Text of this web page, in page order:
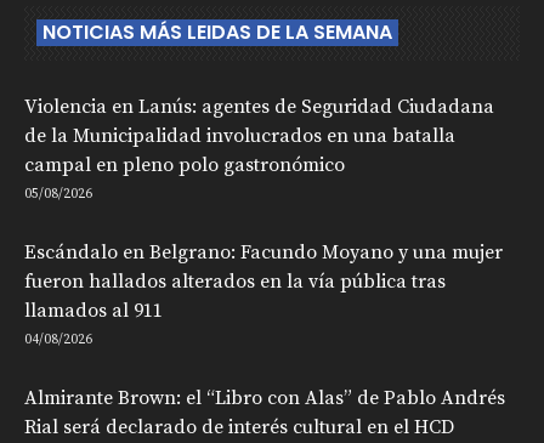
NOTICIAS MÁS LEIDAS DE LA SEMANA
Violencia en Lanús: agentes de Seguridad Ciudadana
de la Municipalidad involucrados en una batalla
campal en pleno polo gastronómico
05/08/2026
Escándalo en Belgrano: Facundo Moyano y una mujer
fueron hallados alterados en la vía pública tras
llamados al 911
04/08/2026
Almirante Brown: el “Libro con Alas” de Pablo Andrés
Rial será declarado de interés cultural en el HCD